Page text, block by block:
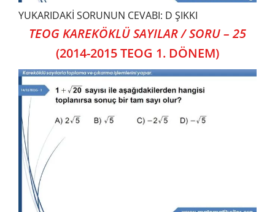
YUKARIDAKİ SORUNUN CEVABI: D ŞIKKI
TEOG KAREKÖKLÜ SAYILAR / SORU – 25
(2014-2015 TEOG 1. DÖNEM)